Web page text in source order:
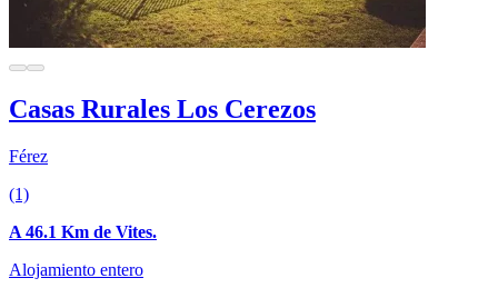
Casas Rurales Los Cerezos
Férez
(1)
A 46.1 Km de Vites.
Alojamiento entero